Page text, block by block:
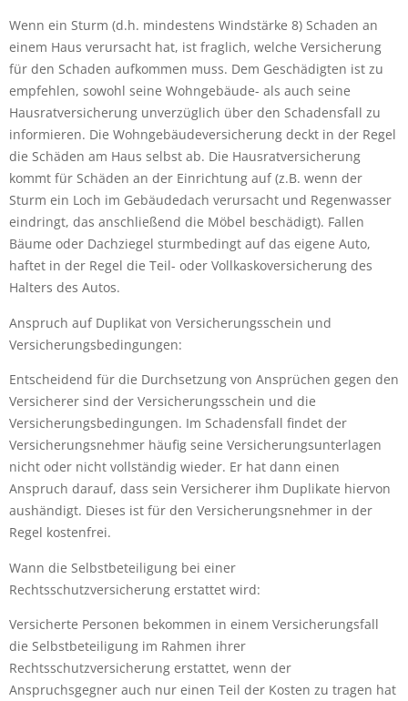
Wenn ein Sturm (d.h. mindestens Windstärke 8) Schaden an
einem Haus verursacht hat, ist fraglich, welche Versicherung
für den Schaden aufkommen muss. Dem Geschädigten ist zu
empfehlen, sowohl seine Wohngebäude- als auch seine
Hausratversicherung unverzüglich über den Schadensfall zu
informieren. Die Wohngebäudeversicherung deckt in der Regel
die Schäden am Haus selbst ab. Die Hausratversicherung
kommt für Schäden an der Einrichtung auf (z.B. wenn der
Sturm ein Loch im Gebäudedach verursacht und Regenwasser
eindringt, das anschließend die Möbel beschädigt). Fallen
Bäume oder Dachziegel sturmbedingt auf das eigene Auto,
haftet in der Regel die Teil- oder Vollkaskoversicherung des
Halters des Autos.
Anspruch auf Duplikat von Versicherungsschein und
Versicherungsbedingungen:
Entscheidend für die Durchsetzung von Ansprüchen gegen den
Versicherer sind der Versicherungsschein und die
Versicherungsbedingungen. Im Schadensfall findet der
Versicherungsnehmer häufig seine Versicherungsunterlagen
nicht oder nicht vollständig wieder. Er hat dann einen
Anspruch darauf, dass sein Versicherer ihm Duplikate hiervon
aushändigt. Dieses ist für den Versicherungsnehmer in der
Regel kostenfrei.
Wann die Selbstbeteiligung bei einer
Rechtsschutzversicherung erstattet wird:
Versicherte Personen bekommen in einem Versicherungsfall
die Selbstbeteiligung im Rahmen ihrer
Rechtsschutzversicherung erstattet, wenn der
Anspruchsgegner auch nur einen Teil der Kosten zu tragen hat